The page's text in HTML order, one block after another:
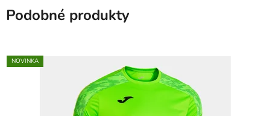
Podobné produkty
NOVINKA